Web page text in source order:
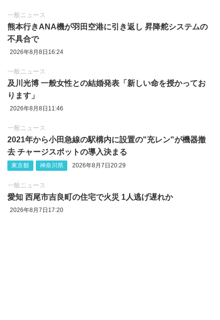
一般ニュース
熊本行きANA機が羽田空港に引き返し 昇降舵システムの
不具合で
2026年8月8日16:24
一般ニュース
及川光博 一般女性との結婚発表「新しい命を授かってお
ります」
2026年8月8日11:46
一般ニュース
2021年から小田急線の駅構内に設置の"充レン"が機器撤
去 チャージスポットの導入決まる
東京都 神奈川県 2026年8月7日20:29
一般ニュース
愛知 西尾市吉良町の住宅で火災 1人逃げ遅れか
2026年8月7日17:20